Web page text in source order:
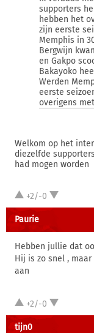
supporters
hebben het
zijn eerste
Memphis in
Bergwijn
en Gakpo
Bakayoko
Werden
eerste
overigens
Welkom op het
diezelfde
had mogen worden
+2/-0
Paurie
Hebben jullie dat
Hij is zo snel ,
aan
+2/-0
tijn0